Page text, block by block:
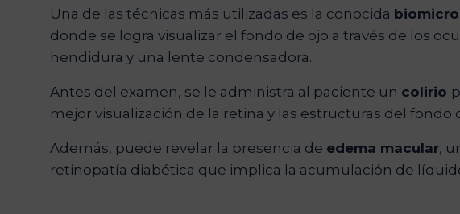
Una de las técnicas más utilizadas es la conocida
donde se logra visualizar el fondo de ojo a través de los
hendidura y una lente condensadora.
Antes del examen, se le administra al paciente un colirio
mejor visualización de la retina y las estructuras del fondo
Además, puede revelar la presencia de edema macular,
retinopatía diabética que implica la acumulación de